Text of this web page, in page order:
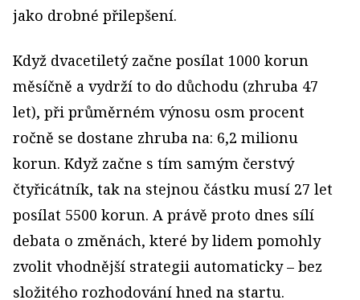
jako drobné přilepšení.
Když dvacetiletý začne posílat 1000 korun
měsíčně a vydrží to do důchodu (zhruba 47
let), při průměrném výnosu osm procent
ročně se dostane zhruba na: 6,2 milionu
korun. Když začne s tím samým čerstvý
čtyřicátník, tak na stejnou částku musí 27 let
posílat 5500 korun. A právě proto dnes sílí
debata o změnách, které by lidem pomohly
zvolit vhodnější strategii automaticky – bez
složitého rozhodování hned na startu.